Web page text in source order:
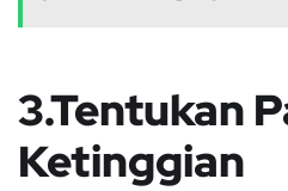
3.Tentukan
Ketinggian